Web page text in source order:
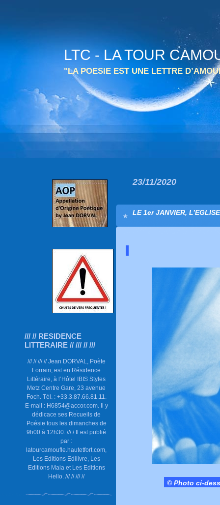
LTC - LA TOUR
"LA POESIE EST UNE LETTRE
/// // RESIDENCE
LITTERAIRE // /// // ///
/// // /// // Jean DORVAL, Poète
Lorrain, est en Résidence
Littéraire, à l’Hôtel IBIS Styles
Metz Centre Gare, 23 avenue
Foch. Tél. : +33.3.87.66.81.11.
E-mail : H6854@accor.com. Il y
dédicace ses Recueils de
Poésie tous les dimanches de
9h00 à 12h30. /// / Il est publié
par :
latourcamoufle.hautetfort.com,
Les Editions Edilivre, Les
Editions Maia et Les Editions
Hello. /// // /// //
23/11/2020
LE 1er JANVIER,
© Photo ci-